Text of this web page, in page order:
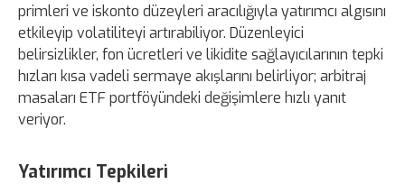
primleri ve iskonto düzeyleri aracılığıyla yatırımcı algısını
etkileyip volatiliteyi artırabiliyor. Düzenleyici
belirsizlikler, fon ücretleri ve likidite sağlayıcılarının tepki
hızları kısa vadeli sermaye akışlarını belirliyor; arbitraj
masaları ETF portföyündeki değişimlere hızlı yanıt
veriyor.
Yatırımcı Tepkileri